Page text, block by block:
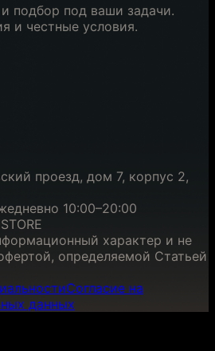
подбор под ваши задачи.
и честные условия.
проезд, дом 7, корпус 2,
10:00–20:00
характер и не
определяемой Статьей
Согласие на
данных